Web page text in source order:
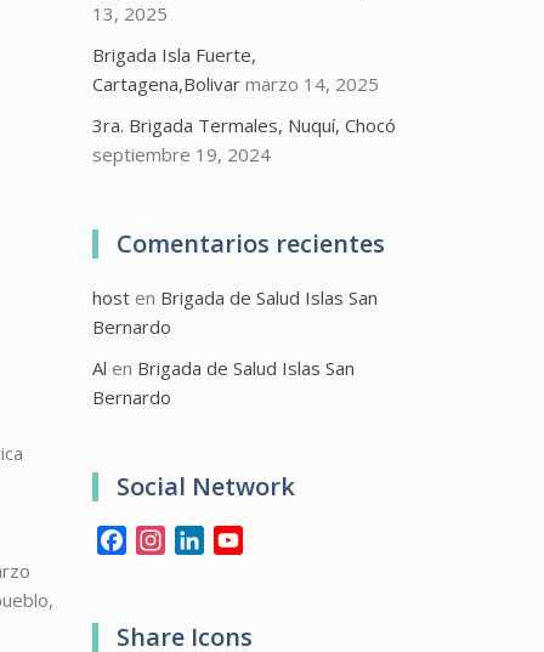
13, 2025
Brigada Isla Fuerte,
Cartagena,Bolivar marzo 14, 2025
3ra. Brigada Termales, Nuquí, Chocó
septiembre 19, 2024
Comentarios recientes
host en Brigada de Salud Islas San
Bernardo
Al en Brigada de Salud Islas San
Bernardo
Social Network
FacebookInstagram
LinkedIn
Share Icons